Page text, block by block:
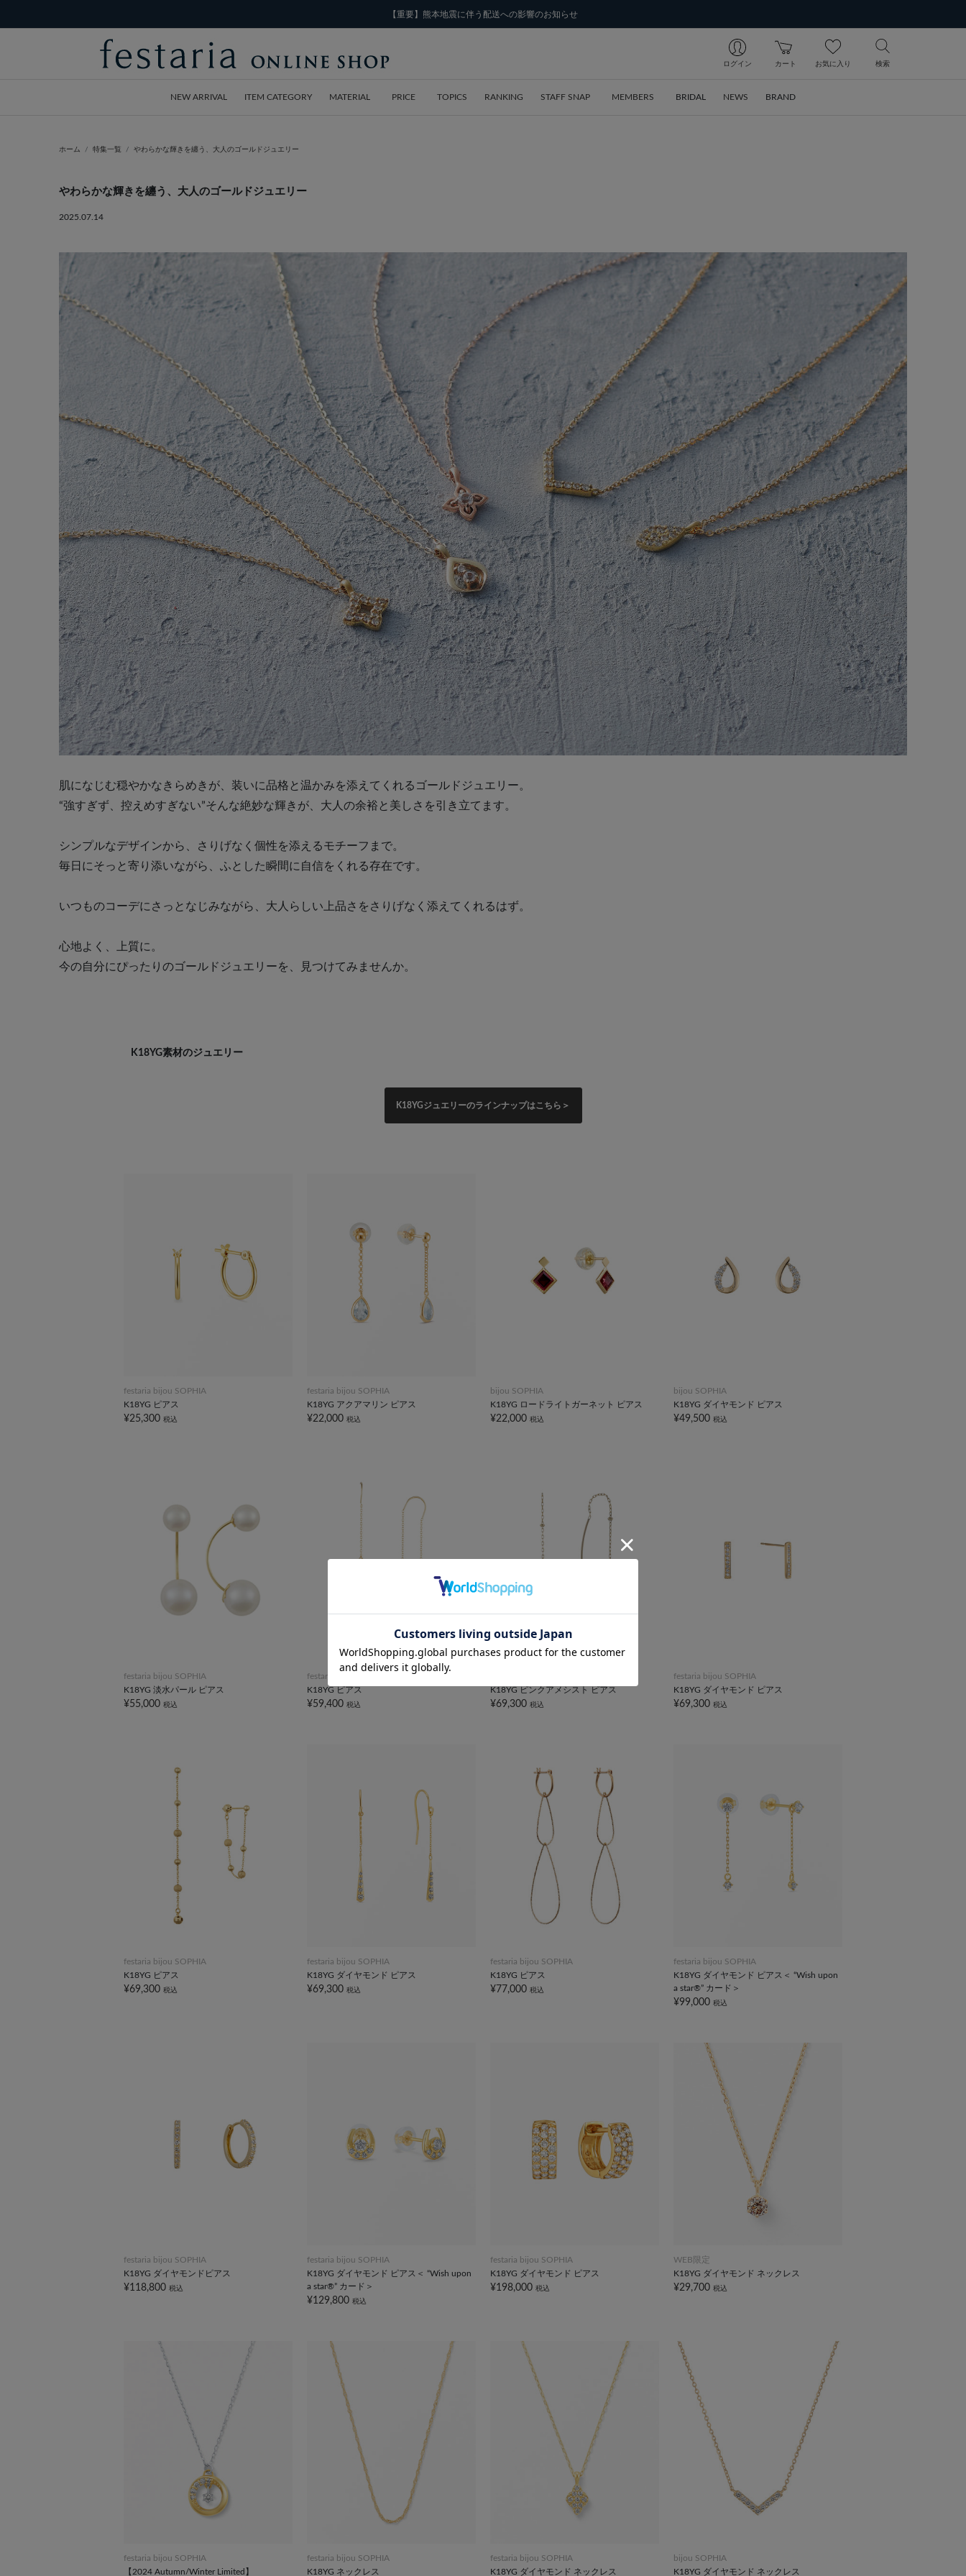
【重要】熊本地震に伴う配送への影響のお知らせ
ログイン カート お気に入り 検索
NEW ARRIVAL ITEM CATEGORY MATERIAL PRICE TOPICS RANKING STAFF SNAP MEMBERS BRIDAL NEWS BRAND
ホーム 特集一覧 やわらかな輝きを纏う、大人のゴールドジュエリー
やわらかな輝きを纏う、大人のゴールドジュエリー
2025.07.14
肌になじむ穏やかなきらめきが、装いに品格と温かみを添えてくれるゴールドジュエリー。
“強すぎず、控えめすぎない”そんな絶妙な輝きが、大人の余裕と美しさを引き立てます。
シンプルなデザインから、さりげなく個性を添えるモチーフまで。
毎日にそっと寄り添いながら、ふとした瞬間に自信をくれる存在です。
いつものコーデにさっとなじみながら、大人らしい上品さをさりげなく添えてくれるはず。
心地よく、上質に。
今の自分にぴったりのゴールドジュエリーを、見つけてみませんか。
K18YG素材のジュエリー
K18YGジュエリーのラインナップはこちら＞
festaria bijou SOPHIA
K18YG ピアス
¥25,300 税込
festaria bijou SOPHIA
K18YG アクアマリン ピアス
¥22,000 税込
bijou SOPHIA
K18YG ロードライトガーネット ピアス
¥22,000 税込
bijou SOPHIA
K18YG ダイヤモンド ピアス
¥49,500 税込
festaria bijou SOPHIA
K18YG 淡水パール ピアス
¥55,000 税込
festaria bijou SOPHIA
K18YG ピアス
¥59,400 税込
K18YG ピンクアメシスト ピアス
¥69,300 税込
festaria bijou SOPHIA
K18YG ダイヤモンド ピアス
¥69,300 税込
festaria bijou SOPHIA
K18YG ピアス
¥69,300 税込
festaria bijou SOPHIA
K18YG ダイヤモンド ピアス
¥69,300 税込
festaria bijou SOPHIA
K18YG ピアス
¥77,000 税込
festaria bijou SOPHIA
K18YG ダイヤモンド ピアス＜ “Wish upon
a star®” カード＞
¥99,000 税込
festaria bijou SOPHIA
K18YG ダイヤモンドピアス
¥118,800 税込
festaria bijou SOPHIA
K18YG ダイヤモンド ピアス＜ “Wish upon
a star®” カード＞
¥129,800 税込
festaria bijou SOPHIA
K18YG ダイヤモンド ピアス
¥198,000 税込
WEB限定
K18YG ダイヤモンド ネックレス
¥29,700 税込
festaria bijou SOPHIA
【2024 Autumn/Winter Limited】
festaria bijou SOPHIA
K18YG ネックレス
festaria bijou SOPHIA
K18YG ダイヤモンド ネックレス
bijou SOPHIA
K18YG ダイヤモンド ネックレス